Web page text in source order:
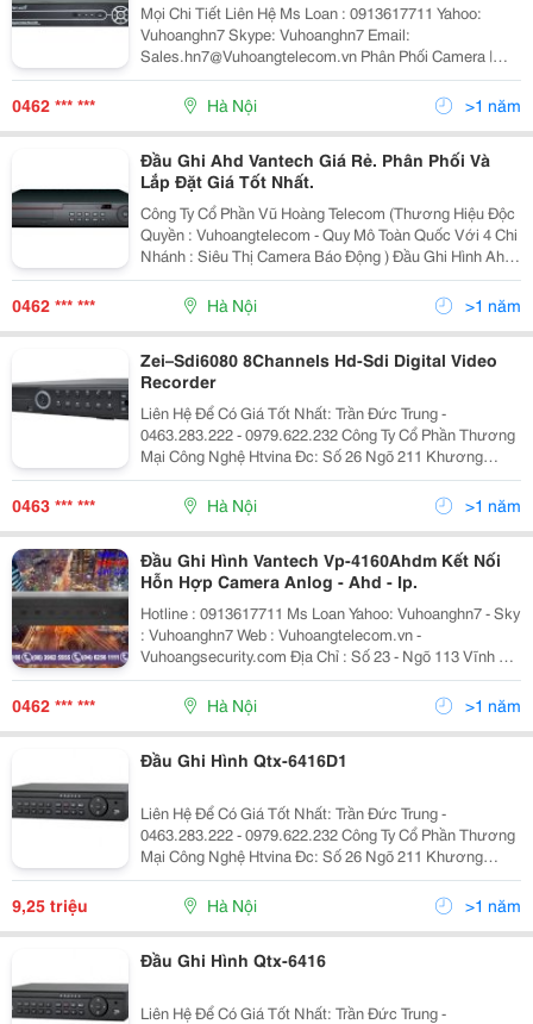
Mọi Chi Tiết Liên Hệ Ms Loan : 0913617711 Yahoo:
Vuhoanghn7 Skype: Vuhoanghn7 Email:
Sales.hn7@Vuhoangtelecom.vn Phân Phối Camera |
Phân Phối Báo Trộm | Nhà Phân Phối Chính Hãng 100%
Cam Kết Chiết Khấu Cao Nh
0462 *** *** Hà Nội >1 năm
Đầu Ghi Ahd Vantech Giá Rẻ. Phân Phối Và
Lắp Đặt Giá Tốt Nhất.
Công Ty Cổ Phần Vũ Hoàng Telecom (Thương Hiệu Độc
Quyền : Vuhoangtelecom - Quy Mô Toàn Quốc Với 4 Chi
Nhánh : Siêu Thị Camera Báo Động ) Đầu Ghi Hình Ahd
4 Kênh Vantech Vp-4160Ahdm 2Hdd. Đầu Ghi Hình Hỗn
Hợp Ahd Vantech Vp-4160Ahdm
0462 *** *** Hà Nội >1 năm
Zei–Sdi6080 8Channels Hd-Sdi Digital Video
Recorder
Liên Hệ Để Có Giá Tốt Nhất: Trần Đức Trung -
0463.283.222 - 0979.622.232 Công Ty Cổ Phần Thương
Mại Công Nghệ Htvina Đc: Số 26 Ngõ 211 Khương
Trung &Ndash; Thanh Xuân &Ndash; Hà Nội Yahoo
:Htvinakd3 Http ://Www.sieuthiht.com Trụ Sở Chính:
0463 *** *** Hà Nội >1 năm
Đầu Ghi Hình Vantech Vp-4160Ahdm Kết Nối
Hỗn Hợp Camera Anlog - Ahd - Ip.
Hotline : 0913617711 Ms Loan Yahoo: Vuhoanghn7 - Sky
: Vuhoanghn7 Web : Vuhoangtelecom.vn -
Vuhoangsecurity.com Địa Chỉ : Số 23 - Ngõ 113 Vĩnh Hồ
- Đống Đa - Hà Nội Chúng Tôi Không Chỉ Bán 1 Sản
Phẩm, Chúng Tôi Mang Đến
0462 *** *** Hà Nội >1 năm
Đầu Ghi Hình Qtx-6416D1
Liên Hệ Để Có Giá Tốt Nhất: Trần Đức Trung -
0463.283.222 - 0979.622.232 Công Ty Cổ Phần Thương
Mại Công Nghệ Htvina Đc: Số 26 Ngõ 211 Khương
Trung &Ndash; Thanh Xuân &Ndash; Hà Nội Yahoo
:Htvinakd3 Http ://Www.sieuthiht.com Trụ Sở Chính:
9,25 triệu Hà Nội >1 năm
Đầu Ghi Hình Qtx-6416
Liên Hệ Để Có Giá Tốt Nhất: Trần Đức Trung -